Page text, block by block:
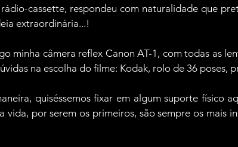
cassette, respondeu com naturalidade que
extraordinária...!
minha câmera reflex Canon AT-1, com todas as
na escolha do filme: Kodak, rolo de 36 poses,
quiséssemos fixar em algum suporte físico
por serem os primeiros, são sempre os mais